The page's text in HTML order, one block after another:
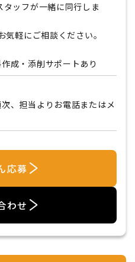
ッフが一緒に同行しま
軽にご相談ください。
成・添削サポートあり
、担当よりお電話またはメ
応募
わせ